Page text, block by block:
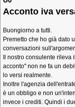
Acconto iva
Buongiorno a tutti.
Premetto che ho già dato
conversazioni
Il nostro consulente
acconto" non ne fa un
lo versi realmente.
Inoltre l'agenzia
è un obbligo e non
invece i crediti. Quindi i